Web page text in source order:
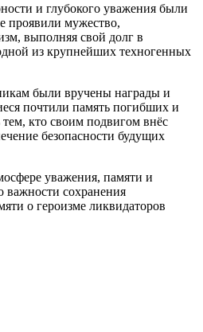
и глубокого уважения были
проявили мужество,
выполняя свой долг в
из крупнейших техногенных
были вручены награды и
почтили память погибших и
кто своим подвигом внёс
безопасности будущих
уважения, памяти и
важности сохранения
о героизме ликвидаторов